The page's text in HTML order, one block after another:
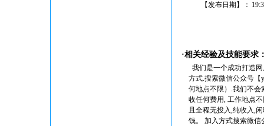
【发布日期】：
·相关经验及技能要求
我们是一个成功打造
方式.搜索微信公众号【
何地点不限）.我们不
收任何费用, 工作地点
且全程无投入,纯收入,
钱。 加入方式搜索微信